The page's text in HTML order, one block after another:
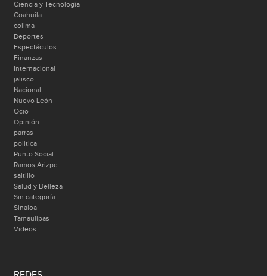
Ciencia y Tecnología
Coahuila
colima
Deportes
Espectáculos
Finanzas
Internacional
jalisco
Nacional
Nuevo León
Ocio
Opinión
parras
politica
Punto Social
Ramos Arizpe
saltillo
Salud y Belleza
Sin categoría
Sinaloa
Tamaulipas
Videos